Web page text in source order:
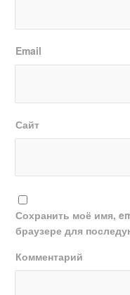
Email
Сайт
Сохранить моё имя,
браузере для
Комментарий